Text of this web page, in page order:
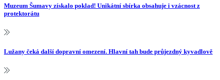
Muzeum Šumavy získalo poklad! Unikátní sbírka obsahuje i vzácnost z
protektorátu
Lužany čeká další dopravní omezení. Hlavní tah bude průjezdný kyvadlově